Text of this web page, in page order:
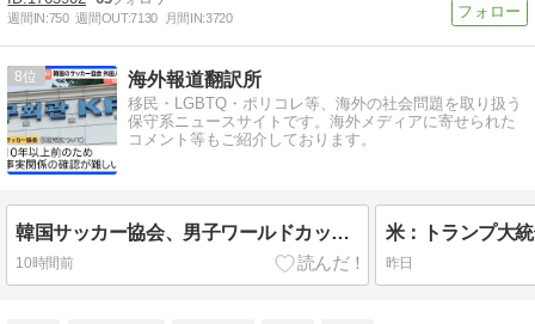
週間IN:750 週間OUT:7130 月間IN:3720
8 海外報道翻訳所
移民・LGBTQ・ポリコレ等、海外の社会問題を取り扱う
保守系ニュースサイトです。海外メディアに寄せられた
コメント等もご紹介しております。
韓国サッカー協会、男子ワールドカップ予選における外国人審判への性接待疑惑が浮上…よみがえる2002W杯の悪夢[海外の反応]
10時間前 昨日